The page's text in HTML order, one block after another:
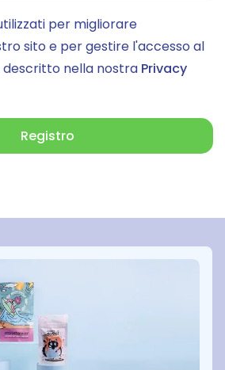
per migliorare
sito e per gestire l'accesso al
nella nostra Privacy
Registro